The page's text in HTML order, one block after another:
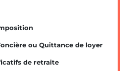
ou Quittance de loyer
de retraite